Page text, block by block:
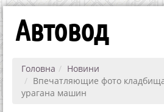
Автовод
Головна
Новини
Впечатляющие фото
урагана машин